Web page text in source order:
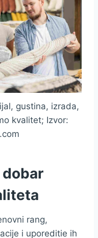
gustina, izrada,
kvalitet; Izvor:
rang,
i uporeditie ih